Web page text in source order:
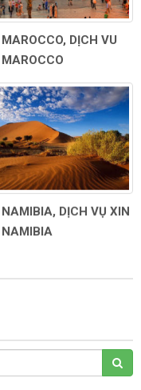
DỊCH VU
DỊCH VỤ XIN